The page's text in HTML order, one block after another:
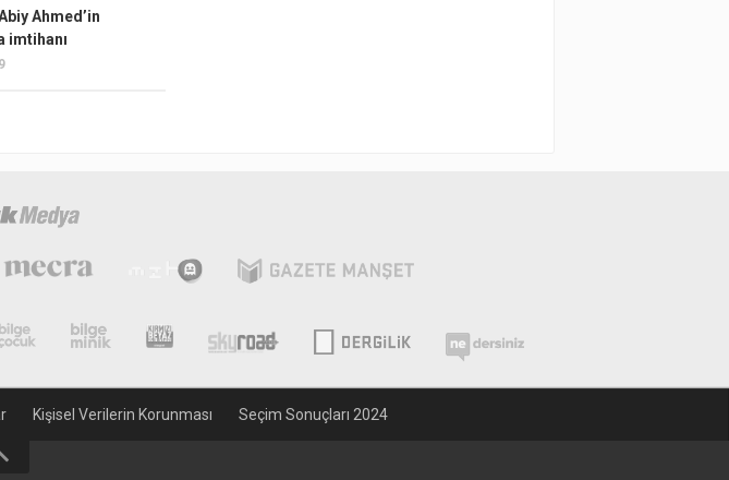
Ahmed’in
imtihanı
Kişisel Verilerin Korunması Seçim Sonuçları 2024